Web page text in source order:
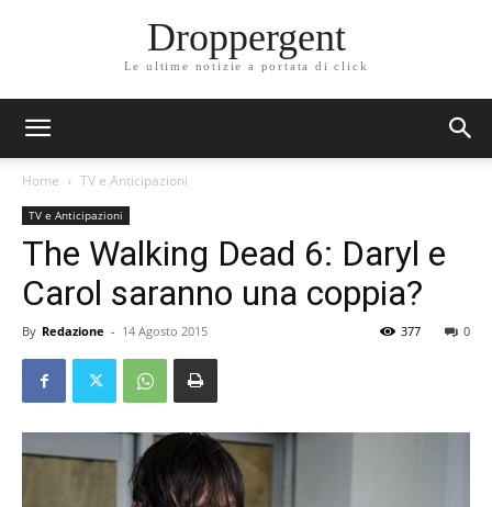
Droppergent
Le ultime notizie a portata di click
Home TV e Anticipazioni
TV e Anticipazioni
The Walking Dead 6: Daryl e
Carol saranno una coppia?
By Redazione - 14 Agosto 2015 0
377